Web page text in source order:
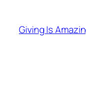
content
Giving Is